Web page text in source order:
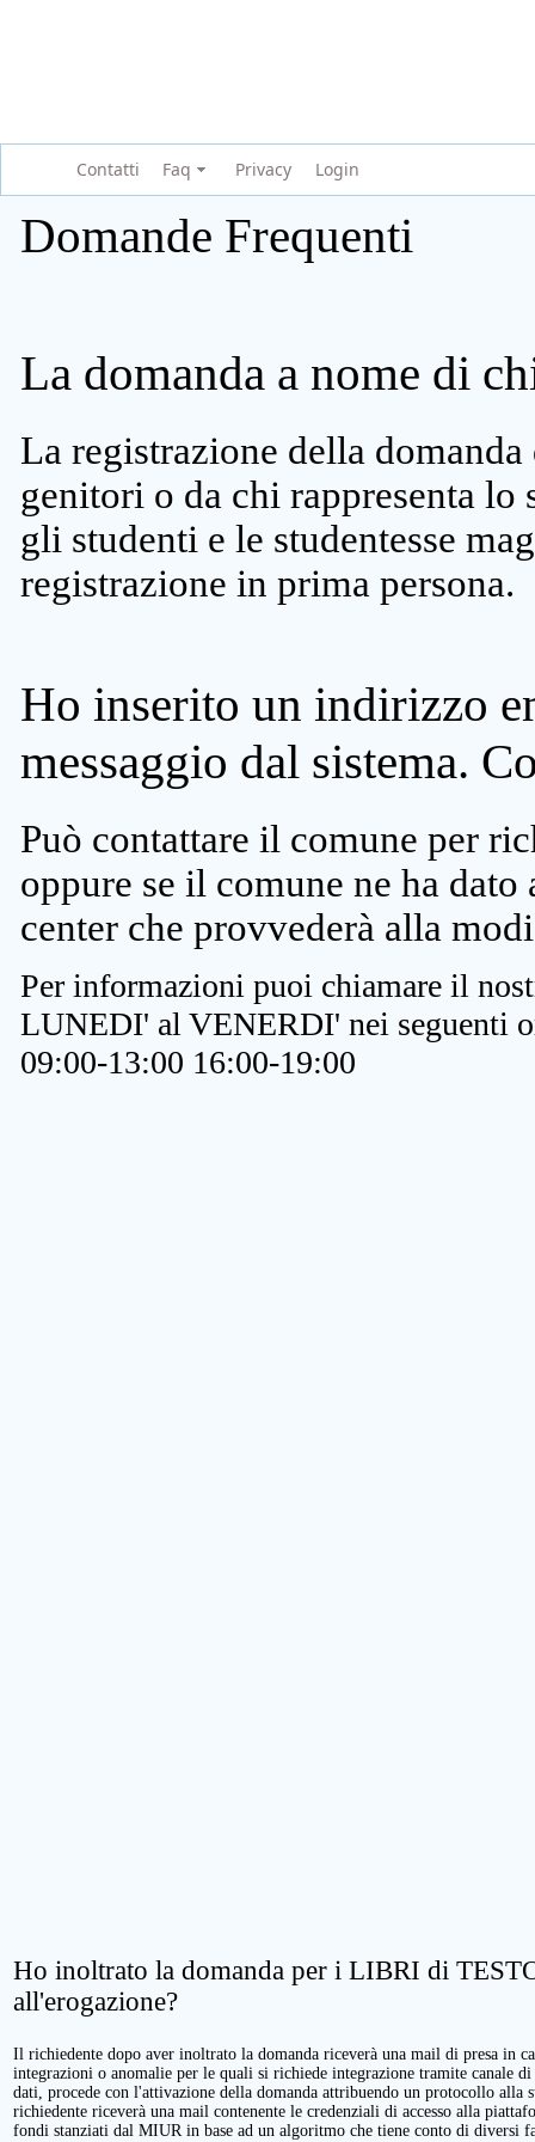
Contatti Faq Privacy Login
Domande Frequenti
La domanda a nome di
La registrazione della
genitori o da chi rappresenta lo
gli studenti e le studentesse
registrazione in prima persona.
Ho inserito un indirizzo
messaggio dal sistema.
Può contattare il comune per
oppure se il comune ne ha
center che provvederà alla
Per informazioni puoi chiamare il
LUNEDI' al VENERDI' nei seguenti
09:00-13:00 16:00-19:00
Ho inoltrato la domanda per i LIBRI di
all'erogazione?
Il richiedente dopo aver inoltrato la domanda riceverà una mail di presa in
integrazioni o anomalie per le quali si richiede integrazione tramite canale
dati, procede con l'attivazione della domanda attribuendo un protocollo alla
richiedente riceverà una mail contenente le credenziali di accesso alla
fondi stanziati dal MIUR in base ad un algoritmo che tiene conto di diversi